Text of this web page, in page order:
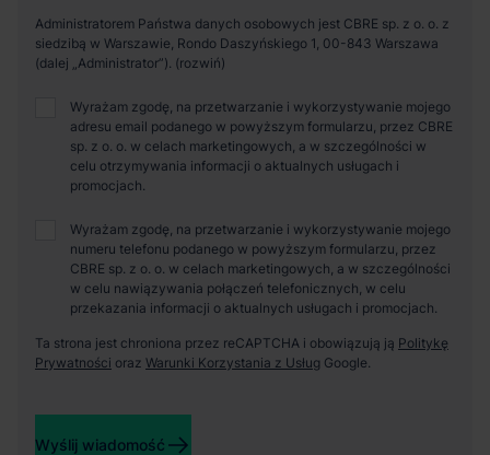
Administratorem Państwa danych osobowych jest CBRE sp. z o. o. z
siedzibą w Warszawie, Rondo Daszyńskiego 1, 00-843 Warszawa
(dalej „Administrator”).
Wyrażam zgodę, na przetwarzanie i wykorzystywanie mojego
adresu email podanego w powyższym formularzu, przez CBRE
sp. z o. o. w celach marketingowych, a w szczególności w
celu otrzymywania informacji o aktualnych usługach i
promocjach.
Wyrażam zgodę, na przetwarzanie i wykorzystywanie mojego
numeru telefonu podanego w powyższym formularzu, przez
CBRE sp. z o. o. w celach marketingowych, a w szczególności
w celu nawiązywania połączeń telefonicznych, w celu
przekazania informacji o aktualnych usługach i promocjach.
Ta strona jest chroniona przez reCAPTCHA i obowiązują ją Politykę
Prywatności oraz Warunki Korzystania z Usług Google.
Wyślij wiadomość